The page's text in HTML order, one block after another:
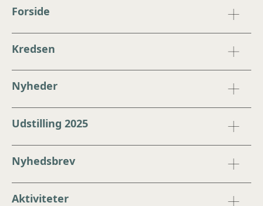
Forside
Kredsen
Nyheder
Udstilling 2025
Nyhedsbrev
Aktiviteter